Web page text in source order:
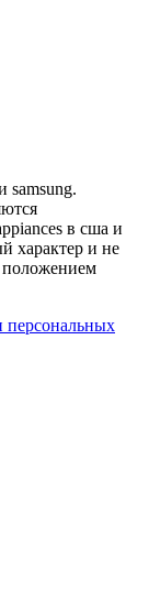
samsung.
в сша и
характер и не
положением
персональных